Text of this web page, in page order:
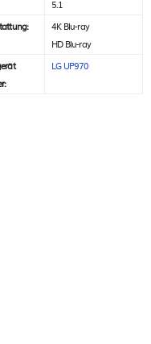
5.1
4K Blu-ray
HD Blu-ray
LG UP970